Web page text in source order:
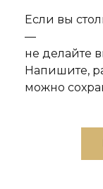
Если вы
—
не делайте
Напишите,
можно